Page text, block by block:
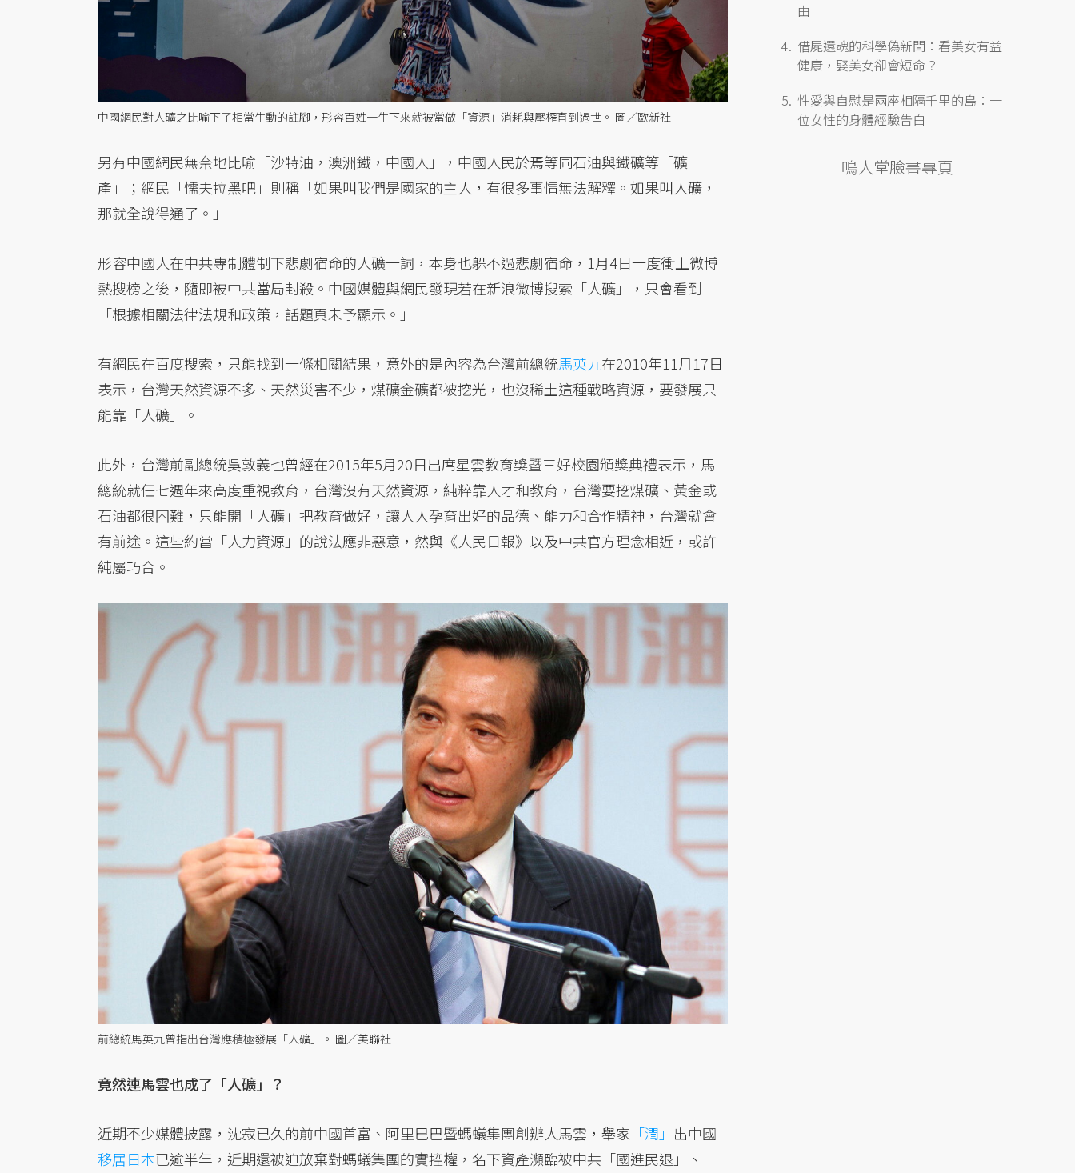
中國網民對人礦之比喻下了相當生動的註腳，形容百姓一生下來就被當做「資源」消耗與壓榨直到過世。 圖／歐新社
另有中國網民無奈地比喻「沙特油，澳洲鐵，中國人」，中國人民於焉等同石油與鐵礦等「礦
產」；網民「懦夫拉黑吧」則稱「如果叫我們是國家的主人，有很多事情無法解釋。如果叫人礦，
那就全說得通了。」
形容中國人在中共專制體制下悲劇宿命的人礦一詞，本身也躲不過悲劇宿命，1月4日一度衝上微博
熱搜榜之後，隨即被中共當局封殺。中國媒體與網民發現若在新浪微博搜索「人礦」，只會看到
「根據相關法律法規和政策，話題頁未予顯示。」
有網民在百度搜索，只能找到一條相關結果，意外的是內容為台灣前總統馬英九在2010年11月17日
表示，台灣天然資源不多、天然災害不少，煤礦金礦都被挖光，也沒稀土這種戰略資源，要發展只
能靠「人礦」。
此外，台灣前副總統吳敦義也曾經在2015年5月20日出席星雲教育獎暨三好校園頒獎典禮表示，馬
總統就任七週年來高度重視教育，台灣沒有天然資源，純粹靠人才和教育，台灣要挖煤礦、黃金或
石油都很困難，只能開「人礦」把教育做好，讓人人孕育出好的品德、能力和合作精神，台灣就會
有前途。這些約當「人力資源」的說法應非惡意，然與《人民日報》以及中共官方理念相近，或許
純屬巧合。
前總統馬英九曾指出台灣應積極發展「人礦」。 圖／美聯社
竟然連馬雲也成了「人礦」？
近期不少媒體披露，沈寂已久的前中國首富、阿里巴巴暨螞蟻集團創辦人馬雲，舉家 「潤」 出中國
移居日本已逾半年，近期還被迫放棄對螞蟻集團的實控權，名下資產瀕臨被中共「國進民退」、
由
借屍還魂的科學偽新聞：看美女有益
健康，娶美女卻會短命？
性愛與自慰是兩座相隔千里的島：一
位女性的身體經驗告白
鳴人堂臉書專頁